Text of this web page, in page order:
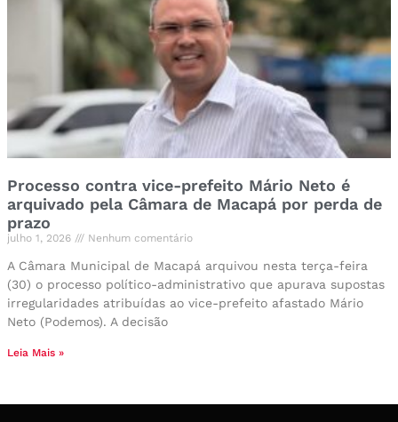
Processo contra vice-prefeito Mário Neto é
arquivado pela Câmara de Macapá por perda de
prazo
julho 1, 2026 Nenhum comentário
A Câmara Municipal de Macapá arquivou nesta terça-feira
(30) o processo político-administrativo que apurava supostas
irregularidades atribuídas ao vice-prefeito afastado Mário
Neto (Podemos). A decisão
Leia Mais »